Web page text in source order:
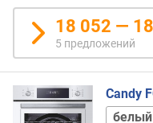
о
т
я
в
18 052 —
5 предложений
Candy
черный